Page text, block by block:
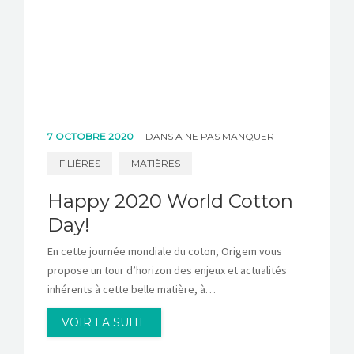
7 OCTOBRE 2020 DANS A NE PAS MANQUER
FILIÈRES MATIÈRES
Happy 2020 World Cotton
Day!
En cette journée mondiale du coton, Origem vous
propose un tour d’horizon des enjeux et actualités
inhérents à cette belle matière, à…
VOIR LA SUITE